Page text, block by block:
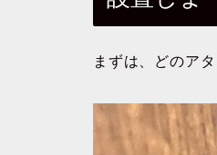
まずは、どのア